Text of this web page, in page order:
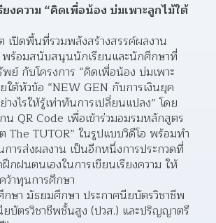
ยงความ “คิดเพื่อน้อง บ่มเพาะลูกไม้ใต้
เปิดพื้นที่รวมพลังสร้างสรรค์ผลงาน
พร้อมสนับสนุนนักเรียนและนักศึกษาที่
ย์ กับโครงการ “คิดเพื่อน้อง บ่มเพาะ
ใต้หัวข้อ “NEW GEN กับการเงินยุค
างไรให้รู้เท่าทันการเปลี่ยนแปลง” โดย
QR Code เพื่อเข้าร่วมอมรมหลักสูตร
The TUTOR” ในรูปแบบวิดีโอ พร้อมทำ
ารส่งผลงาน เป็นอีกหนึ่งการประกวดที่
กฝนตนเองในการเขียนเรียงความ ให้
ว้าทุนการศึกษา
กษา มัธยมศึกษา ประกาศนียบัตรวิชาชีพ
ยบัตรวิชาชีพชั้นสูง (ปวส.) และปริญญาตรี